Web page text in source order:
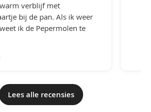
verblijf met
bij de pan. Als ik weer
ik de Pepermolen te
Lees alle recensies